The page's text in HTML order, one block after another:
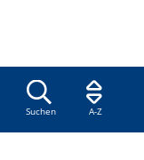
Suchen A-Z